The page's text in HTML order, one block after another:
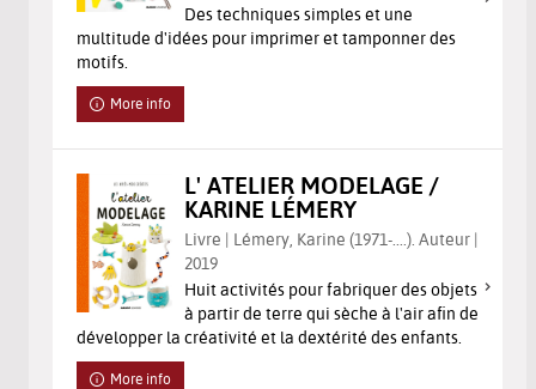
Des techniques simples et une
multitude d'idées pour imprimer et tamponner des
motifs.
More info
L' ATELIER MODELAGE /
KARINE LÉMERY
Livre | Lémery, Karine (1971-....). Auteur |
2019
Huit activités pour fabriquer des objets
à partir de terre qui sèche à l'air afin de
développer la créativité et la dextérité des enfants.
More info